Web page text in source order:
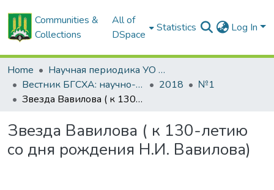
Communities &
Collections
All of
DSpace
Statistics Log In
Home
Научная периодика УО БГСХА
Вестник БГСХА: научно-методический журнал Белорусской государственной сельскохозяйственной академии
2018
№1
Звезда Вавилова ( к 130-летию со дня рождения Н.И. Вавилова)
Звезда Вавилова ( к 130-летию
со дня рождения Н.И. Вавилова)